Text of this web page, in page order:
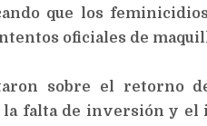
que los
oficiales de
sobre el retorno
falta de inversión y el